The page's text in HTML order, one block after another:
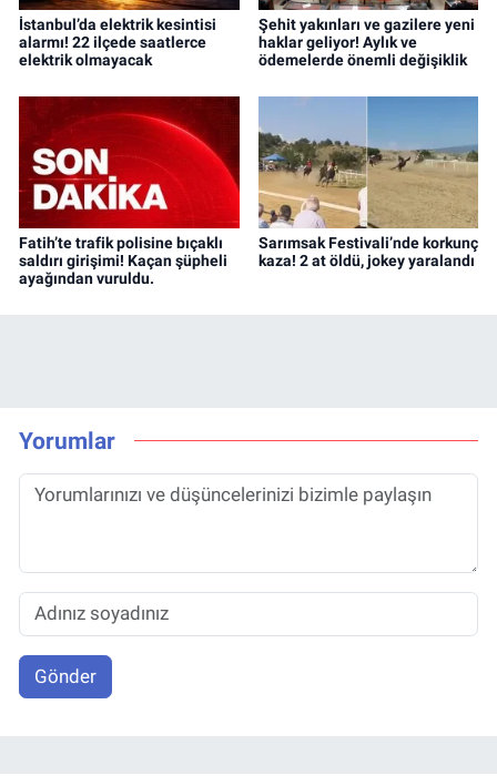
İstanbul’da elektrik kesintisi
alarmı! 22 ilçede saatlerce
elektrik olmayacak
Şehit yakınları ve gazilere yeni
haklar geliyor! Aylık ve
ödemelerde önemli değişiklik
Fatih’te trafik polisine bıçaklı
saldırı girişimi! Kaçan şüpheli
ayağından vuruldu.
Sarımsak Festivali’nde korkunç
kaza! 2 at öldü, jokey yaralandı
Yorumlar
Gönder